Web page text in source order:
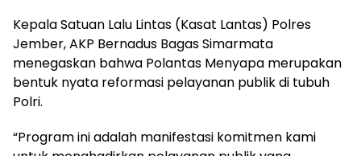
Kepala Satuan Lalu Lintas (Kasat Lantas) Polres
Jember, AKP Bernadus Bagas Simarmata
menegaskan bahwa Polantas Menyapa merupakan
bentuk nyata reformasi pelayanan publik di tubuh
Polri.
“Program ini adalah manifestasi komitmen kami